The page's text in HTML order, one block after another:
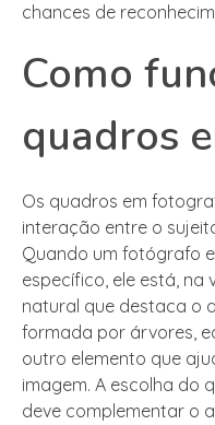
chances de
Como
quadros
Os quadros em
interação entre o
Quando um fotógrafo
específico, ele está, na
natural que destaca o
formada por árvores,
outro elemento que
imagem. A escolha do
deve complementar o